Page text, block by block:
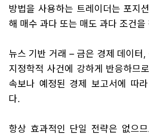
방법을 사용하는 트레이더는 포지
해 매수 과다 또는 매도 과다 조건을
뉴스 기반 거래 – 금은 경제 데이터
지정학적 사건에 강하게 반응하므
속보나 예정된 경제 보고서에 따
다.
항상 효과적인 단일 전략은 없으